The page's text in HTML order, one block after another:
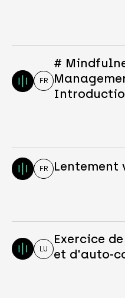
FR
#
FR Lentement
LU
Exercice
et d'auto-